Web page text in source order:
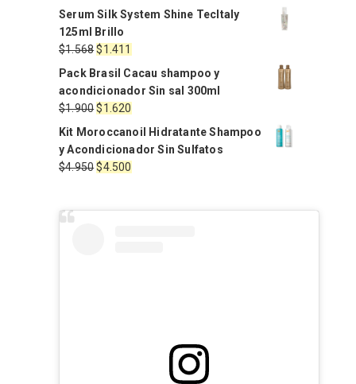
Serum Silk System Shine TecItaly
125ml Brillo
$1.568El
precio
original
era:
$1.568.
$1.411
actual
es:
$1.411.
Pack Brasil Cacau shampoo y
acondicionador Sin sal 300ml
$1.900El
original
era:
$1.900.
$1.620
precio
actual
es:
$1.620.
Kit Moroccanoil Hidratante Shampoo
y Acondicionador Sin Sulfatos
$4.950El
$4.500